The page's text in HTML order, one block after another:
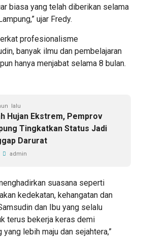
biasa yang telah diberikan selama
ujar Fredy.
profesionalisme
banyak ilmu dan pembelajaran
hanya menjabat selama 8 bulan.
lalu
Hujan Ekstrem, Pemprov
Tingkatkan Status Jadi
Darurat
admin
suasana seperti
kedekatan, kehangatan dan
dan Ibu yang selalu
terus bekerja keras demi
lebih maju dan sejahtera,”